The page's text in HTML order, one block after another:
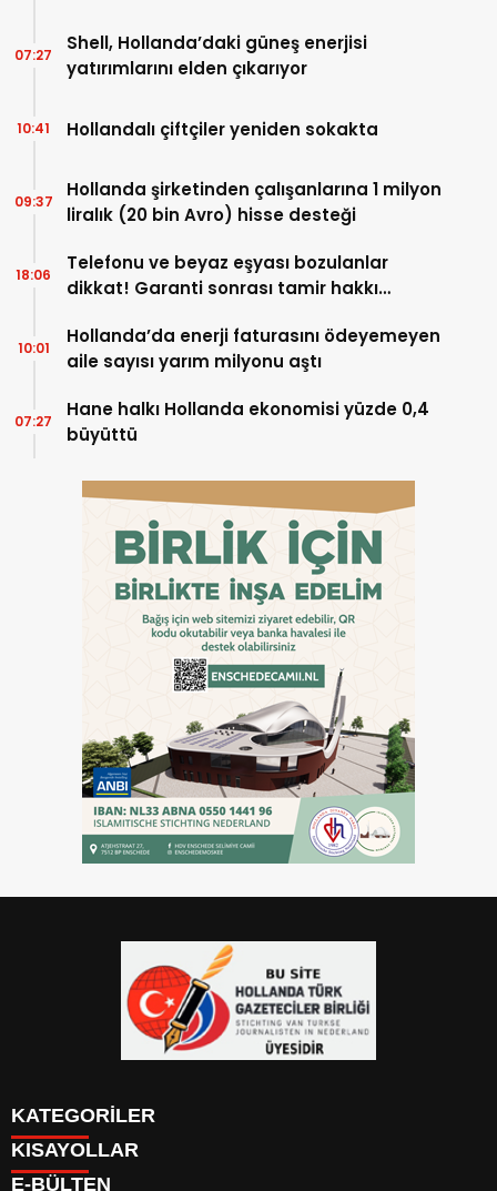
Shell, Hollanda’daki güneş enerjisi
yatırımlarını elden çıkarıyor
07:27
Hollandalı çiftçiler yeniden sokakta
10:41
Hollanda şirketinden çalışanlarına 1 milyon
liralık (20 bin Avro) hisse desteği
09:37
Telefonu ve beyaz eşyası bozulanlar
dikkat! Garanti sonrası tamir hakkı
18:06
Hollanda’da enerji faturasını ödeyemeyen
aile sayısı yarım milyonu aştı
10:01
Hane halkı Hollanda ekonomisi yüzde 0,4
büyüttü
07:27
KATEGORİLER
YAZARLAR
KISAYOLLAR
E-BÜLTEN